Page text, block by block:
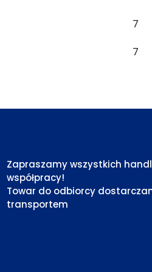
7
7
Zapraszamy wszystkich
współpracy!
Towar do odbiorcy
transportem